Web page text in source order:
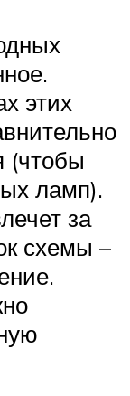
этих
(чтобы
ламп).
за
схемы –